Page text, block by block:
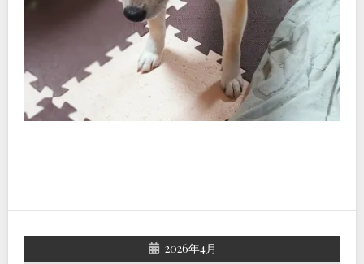
2026年4月